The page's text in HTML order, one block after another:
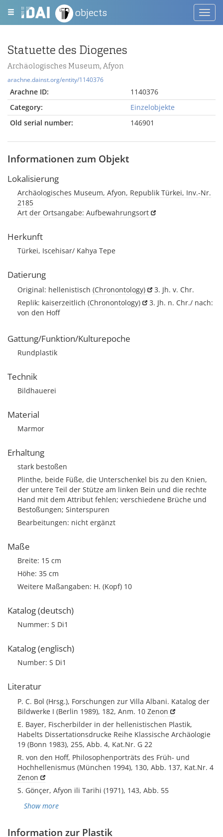
objects
Statuette des Diogenes
Archäologisches Museum, Afyon
arachne.dainst.org/entity/1140376
Arachne ID:
1140376
Category:
Einzelobjekte
Old serial number:
146901
Informationen zum Objekt
Lokalisierung
Archäologisches Museum, Afyon, Republik Türkei, Inv.-Nr.
2185
Art der Ortsangabe: Aufbewahrungsort
Herkunft
Türkei, Iscehisar/ Kahya Tepe
Datierung
Original: hellenistisch (Chronontology)
3. Jh. v. Chr.
Replik: kaiserzeitlich (Chronontology)
3. Jh. n. Chr./ nach:
von den Hoff
Gattung/Funktion/Kulturepoche
Rundplastik
Technik
Bildhauerei
Material
Marmor
Erhaltung
stark bestoßen
Plinthe, beide Füße, die Unterschenkel bis zu den Knien,
der untere Teil der Stütze am linken Bein und die rechte
Hand mit dem Attribut fehlen; verschiedene Brüche und
Bestoßungen; Sinterspuren
Bearbeitungen: nicht ergänzt
Maße
Breite: 15 cm
Höhe: 35 cm
Weitere Maßangaben: H. (Kopf) 10
Katalog (deutsch)
Nummer: S Di1
Katalog (englisch)
Number: S Di1
Literatur
P. C. Bol (Hrsg.), Forschungen zur Villa Albani. Katalog der
Bildwerke I (Berlin 1989), 182, Anm. 10 Zenon
E. Bayer, Fischerbilder in der hellenistischen Plastik,
Habelts Dissertationsdrucke Reihe Klassische Archäologie
19 (Bonn 1983), 255, Abb. 4, Kat.Nr. G 22
R. von den Hoff, Philosophenporträts des Früh- und
Hochhellenismus (München 1994), 130, Abb. 137, Kat.Nr. 4
Zenon
S. Gönçer, Afyon ili Tarihi (1971), 143, Abb. 55
Show more
Information zur Plastik